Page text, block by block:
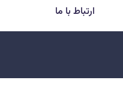
ارتباط با ما